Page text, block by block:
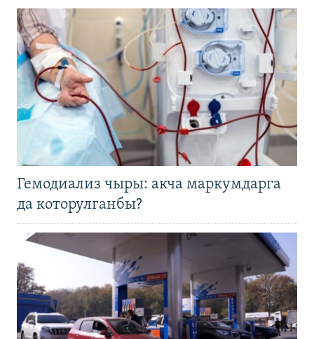
Гемодиализ чыры: акча маркумдарга
да которулганбы?